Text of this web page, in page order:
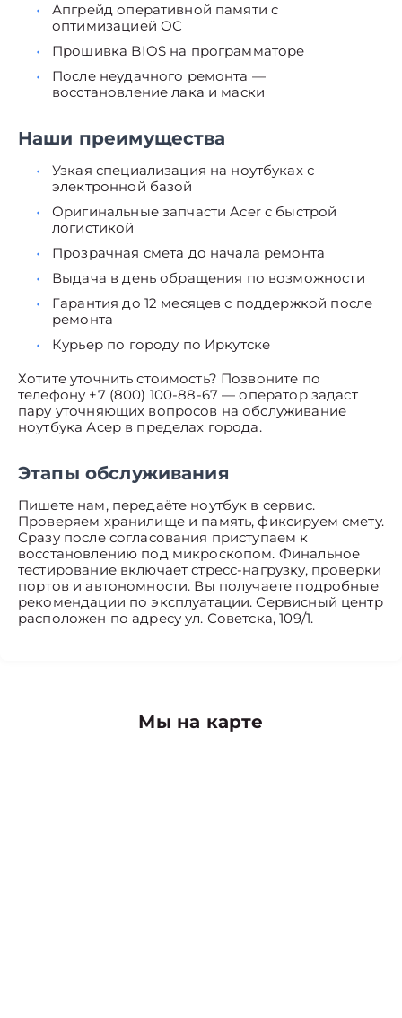
Апгрейд оперативной памяти с
оптимизацией ОС
Прошивка BIOS на программаторе
После неудачного ремонта —
восстановление лака и маски
Наши преимущества
Узкая специализация на ноутбуках с
электронной базой
Оригинальные запчасти Acer с быстрой
логистикой
Прозрачная смета до начала ремонта
Выдача в день обращения по возможности
Гарантия до 12 месяцев с поддержкой после
ремонта
Курьер по городу по Иркутске
Хотите уточнить стоимость? Позвоните по
телефону +7 (800) 100-88-67 — оператор задаст
пару уточняющих вопросов на обслуживание
ноутбука Асер в пределах города.
Этапы обслуживания
Пишете нам, передаёте ноутбук в сервис.
Проверяем хранилище и память, фиксируем смету.
Сразу после согласования приступаем к
восстановлению под микроскопом. Финальное
тестирование включает стресс-нагрузку, проверки
портов и автономности. Вы получаете подробные
рекомендации по эксплуатации. Сервисный центр
расположен по адресу ул. Советска, 109/1.
Мы на карте